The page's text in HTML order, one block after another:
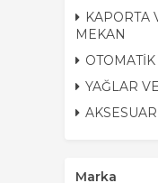
KAPORTA
MEKAN
YAĞLAR
AKSESUAR
Marka